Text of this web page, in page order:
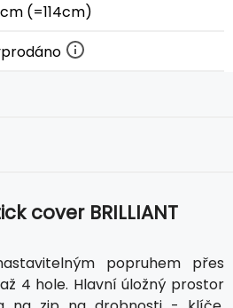
(=114cm)
cover BRILLIANT
popruhem přes
4 hole. Hlavní úložný prostor